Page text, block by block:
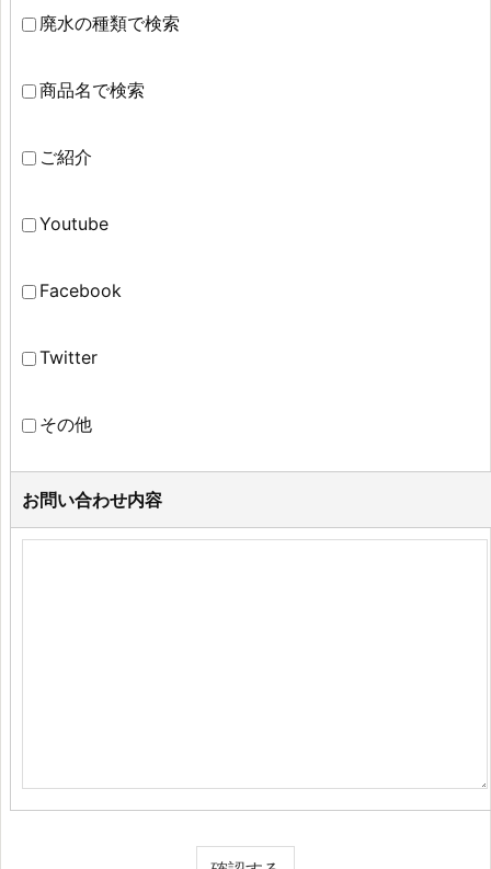
廃水の種類で検索
商品名で検索
ご紹介
Youtube
Facebook
Twitter
その他
お問い合わせ内容